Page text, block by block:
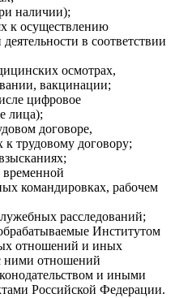
наличии);
к осуществлению
в соответствии
осмотрах,
вакцинации;
цифровое
лица);
договоре,
трудовому договору;
временной
командировках, рабочем
расследований;
Институтом
отношений и иных
ними отношений
и иными
Российской Федерации.